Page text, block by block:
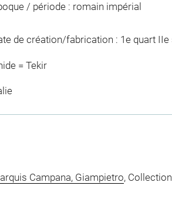
/ période : romain impérial
de création/fabrication : 1e quart IIe
= Tekir
Campana, Giampietro,